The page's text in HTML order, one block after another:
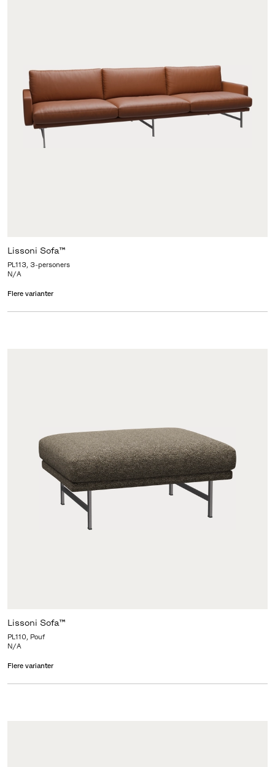
Lissoni Sofa™
PL113, 3-personers
N/A
Flere varianter
Lissoni Sofa™
PL110, Pouf
N/A
Flere varianter